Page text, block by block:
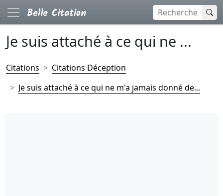
Je suis attaché à ce qui ne ...
Citations
Citations Déception
Je suis attaché à ce qui ne m'a jamais donné de...